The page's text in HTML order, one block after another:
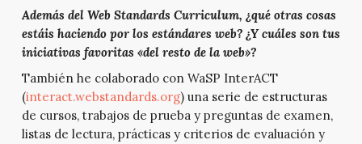
Además del Web Standards Curriculum, ¿qué otras cosas
estáis haciendo por los estándares web? ¿Y cuáles son tus
iniciativas favoritas «del resto de la web»?
También he colaborado con WaSP InterACT
(interact.webstandards.org) una serie de estructuras
de cursos, trabajos de prueba y preguntas de examen,
listas de lectura, prácticas y criterios de evaluación y